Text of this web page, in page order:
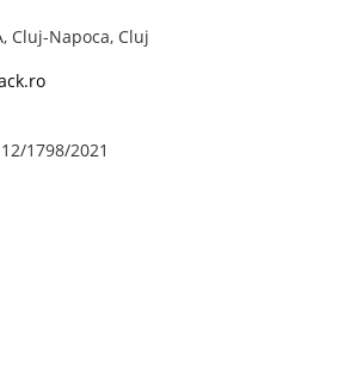
Cluj-Napoca, Cluj
1798/2021